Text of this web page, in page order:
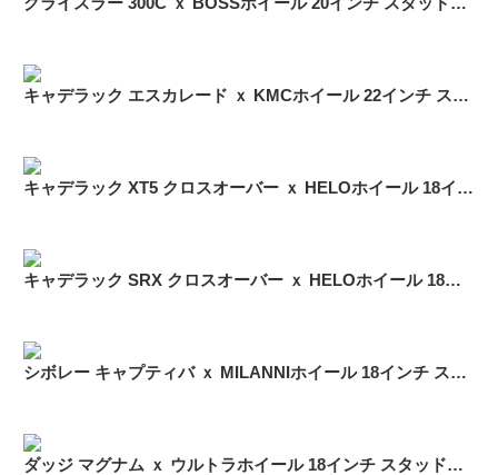
キャデラック エスカレード ｘ KMCホイール 22インチ スタッドレス
キャデラック XT5 クロスオーバー ｘ HELOホイール 18インチ スタッドレス
キャデラック SRX クロスオーバー ｘ HELOホイール 18インチ スタッドレス
シボレー キャプティバ ｘ MILANNIホイール 18インチ スタッドレス
ダッジ マグナム ｘ ウルトラホイール 18インチ スタッドレス